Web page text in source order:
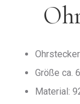
Größe ca.
Material: